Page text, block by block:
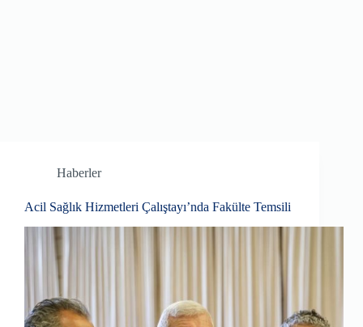
Haberler
Acil Sağlık Hizmetleri Çalıştayı’nda Fakülte Temsili